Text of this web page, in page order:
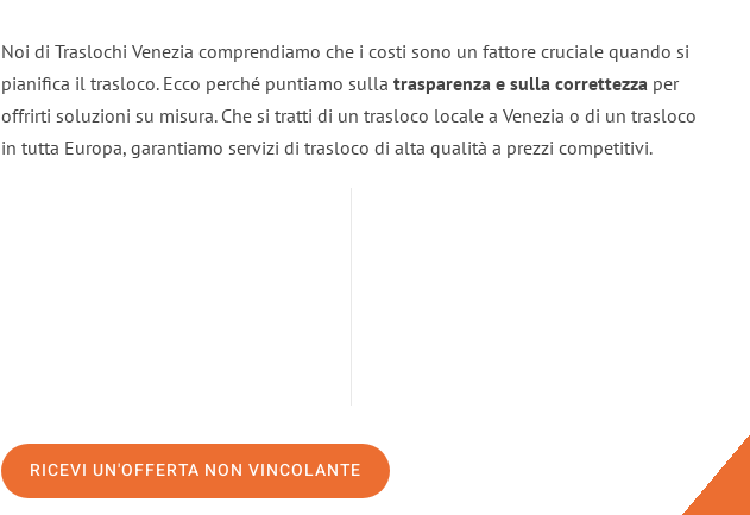
Noi di Traslochi Venezia comprendiamo che i costi sono un fattore cruciale quando si
pianifica il trasloco. Ecco perché puntiamo sulla trasparenza e sulla correttezza per
offrirti soluzioni su misura. Che si tratti di un trasloco locale a Venezia o di un trasloco
in tutta Europa, garantiamo servizi di trasloco di alta qualità a prezzi competitivi.
RICEVI UN'OFFERTA NON VINCOLANTE